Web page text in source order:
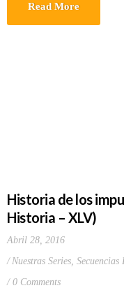
Read More
Historia de los
Historia – XLV)
Abril 28, 2016
Nuestras Series,
0 Comments